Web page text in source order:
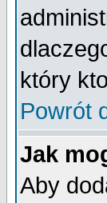
który
Powrót
Jak
Aby